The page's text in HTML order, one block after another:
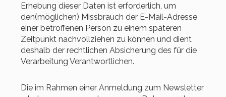
Erhebung dieser Daten ist erforderlich, um
den(möglichen) Missbrauch der E-Mail-Adresse
einer betroffenen Person zu einem späteren
Zeitpunkt nachvollziehen zu können und dient
deshalb der rechtlichen Absicherung des für die
Verarbeitung Verantwortlichen.
Die im Rahmen einer Anmeldung zum Newsletter